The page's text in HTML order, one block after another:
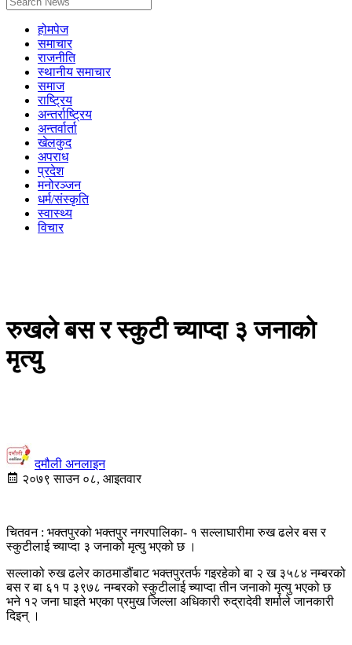
होमपेज
समाचार
राजनीति
स्थानीय समाचार
समाज
राष्ट्रिय
अन्तर्राष्ट्रिय
अन्तर्वार्ता
खेलकुद
अपराध
प्रदेश
मनोरञ्जन
धर्म/संस्कृति
स्वास्थ्य
विचार
रुखले बस र स्कुटी च्याप्दा ३ जनाको
मृत्यु
दमौली अनलाइन
२०७९ साउन ०८, आइतवार
चितवन : भक्तपुरको भक्तपुर नगरपालिका- १ सल्लाघारीमा रुख ढलेर बस र
स्कुटीलाई च्याप्दा ३ जनाको मृत्यु भएको छ ।
सल्लाको रुख ढलेर काठमाडौंबाट भक्तपुरतर्फ गइरहेको बा २ ख ३५८४ नम्बरको
बस र बा ६१ प ३९७८ नम्बरको स्कुटीलाई च्याप्दा तीन जनाको मृत्यु भएको छ
भने १२ जना घाइते भएका प्रमुख जिल्ला अधिकारी रुद्रादेवी शर्माले जानकारी
दिइन् ।